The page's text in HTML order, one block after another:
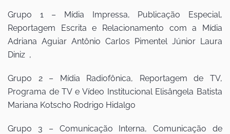
Grupo 1 – Mídia Impressa, Publicação Especial,
Reportagem Escrita e Relacionamento com a Mídia
Adriana Aguiar Antônio Carlos Pimentel Júnior Laura
Diniz ,
Grupo 2 – Mídia Radiofônica, Reportagem de TV,
Programa de TV e Vídeo Institucional Elisângela Batista
Mariana Kotscho Rodrigo Hidalgo
Grupo 3 – Comunicação Interna, Comunicação de